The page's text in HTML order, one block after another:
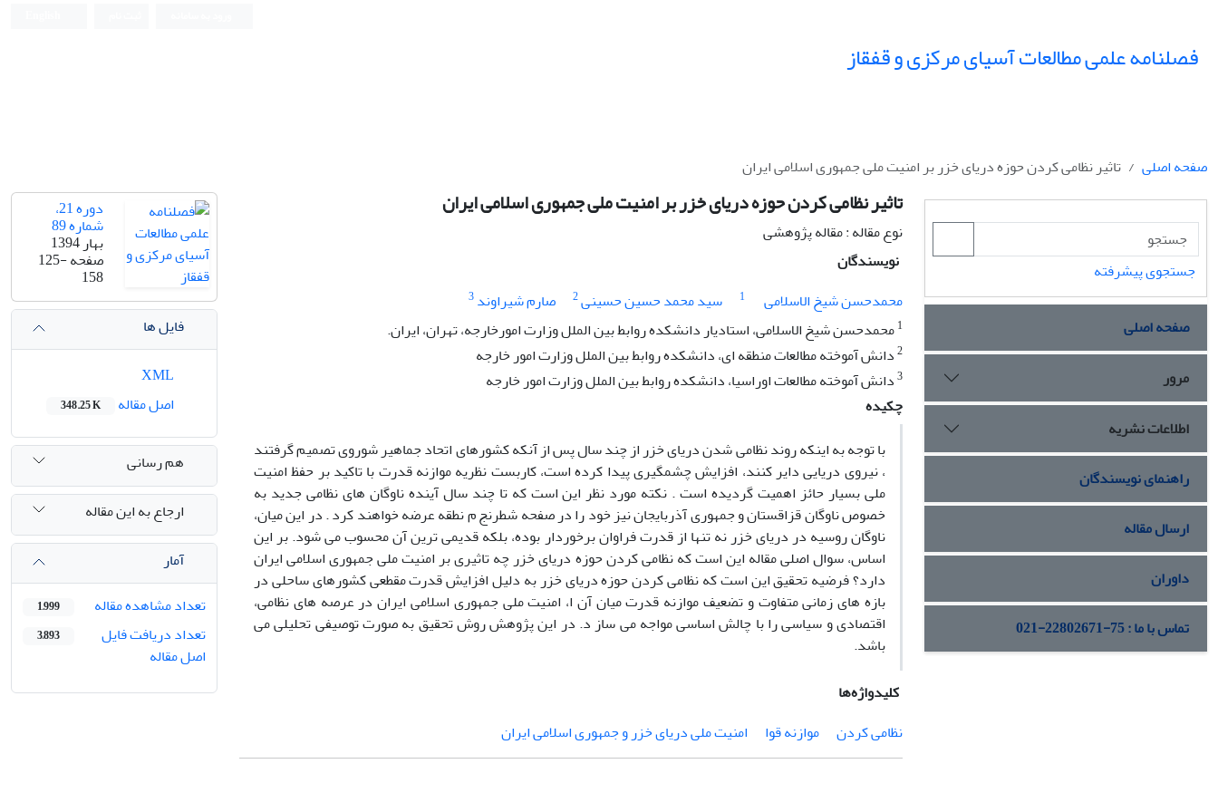
فصلنامه علمی مطالعات آسیای مرکزی و قفقاز
صفحه اصلی تاثیر نظامی کردن حوزه دریای خزر بر امنیت ملی جمهوری اسلامی ایران
تاثیر نظامی کردن حوزه دریای خزر بر امنیت ملی جمهوری اسلامی ایران
نوع مقاله : مقاله پژوهشی
نویسندگان
محمدحسن شیخ الاسلامی
1 سید محمد حسین حسینی2 صارم شیراوند3
1محمدحسن شیخ الاسلامی، استادیار دانشکده روابط بین الملل وزارت امورخارجه، تهران، ایران.
2دانش آموخته مطالعات منطقه ای، دانشکده روابط بین الملل وزارت امور خارجه
3دانش آموخته مطالعات اوراسیا، دانشکده روابط بین الملل وزارت امور خارجه
چکیده
با توجه به اینکه روند نظامی شدن دریای خزر از چند سال پس از آنکه کشورهای اتحاد جماهیر شوروی تصمیم گرفتند
، نیروی دریایی دایر کنند، افزایش چشمگیری پیدا کرده است، کاربست نظریه موازنه قدرت با تاکید بر حفظ امنیت
ملی بسیار حائز اهمیت گردیده است . نکته مورد نظر این است که تا چند سال آینده ناوگان های نظامی جدید به
خصوص ناوگان قزاقستان و جمهوری آذربایجان نیز خود را در صفحه شطرنج م نطقه عرضه خواهند کرد . در این میان،
ناوگان روسیه در دریای خزر نه تنها از قدرت فراوان برخوردار بوده، بلکه قدیمی ترین آن محسوب می شود. بر این
اساس، سوال اصلی مقاله این است که نظامی کردن حوزه دریای خزر چه تاثیری بر امنیت ملی جمهوری اسلامی ایران
دارد؟ فرضیه تحقیق این است که نظامی کردن حوزه دریای خزر به دلیل افزایش قدرت مقطعی کشورهای ساحلی در
بازه های زمانی متفاوت و تضعیف موازنه قدرت میان آن ا، امنیت ملی جمهوری اسلامی ایران در عرصه های نظامی،
اقتصادی و سیاسی را با چالش اساسی مواجه می ساز د. در این پژوهش روش تحقیق به صورت توصیفی تحلیلی می
باشد.
کلیدواژه‌ها
نظامی کردن
موازنه قوا امنیت ملی دریای خزر و جمهوری اسلامی ایران
دوره 21،
شماره 89
بهار 1394
صفحه125-
158
فایل ها
اصل مقاله
348.25 K
هم رسانی
ارجاع به این مقاله
آمار
تعداد مشاهده مقاله
1,999
تعداد دریافت فایل
اصل مقاله
3,893
جستجوی پیشرفته
صفحه اصلی
مرور
اطلاعات نشریه
راهنمای نویسندگان
ارسال مقاله
داوران
تماس با ما : 75-22802671-021